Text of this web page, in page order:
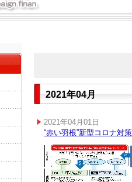
2021年04月
2021年04月01日
“赤い羽根”新型コロナ対